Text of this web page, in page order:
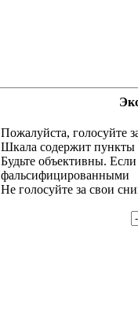
Пожалуйста, голосуйте
Шкала содержит пункты
Будьте объективны.
фальсифицированными
Не голосуйте за свои